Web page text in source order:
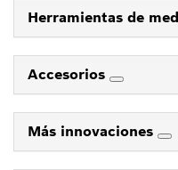
Herramientas de
Accesorios
Más innovaciones